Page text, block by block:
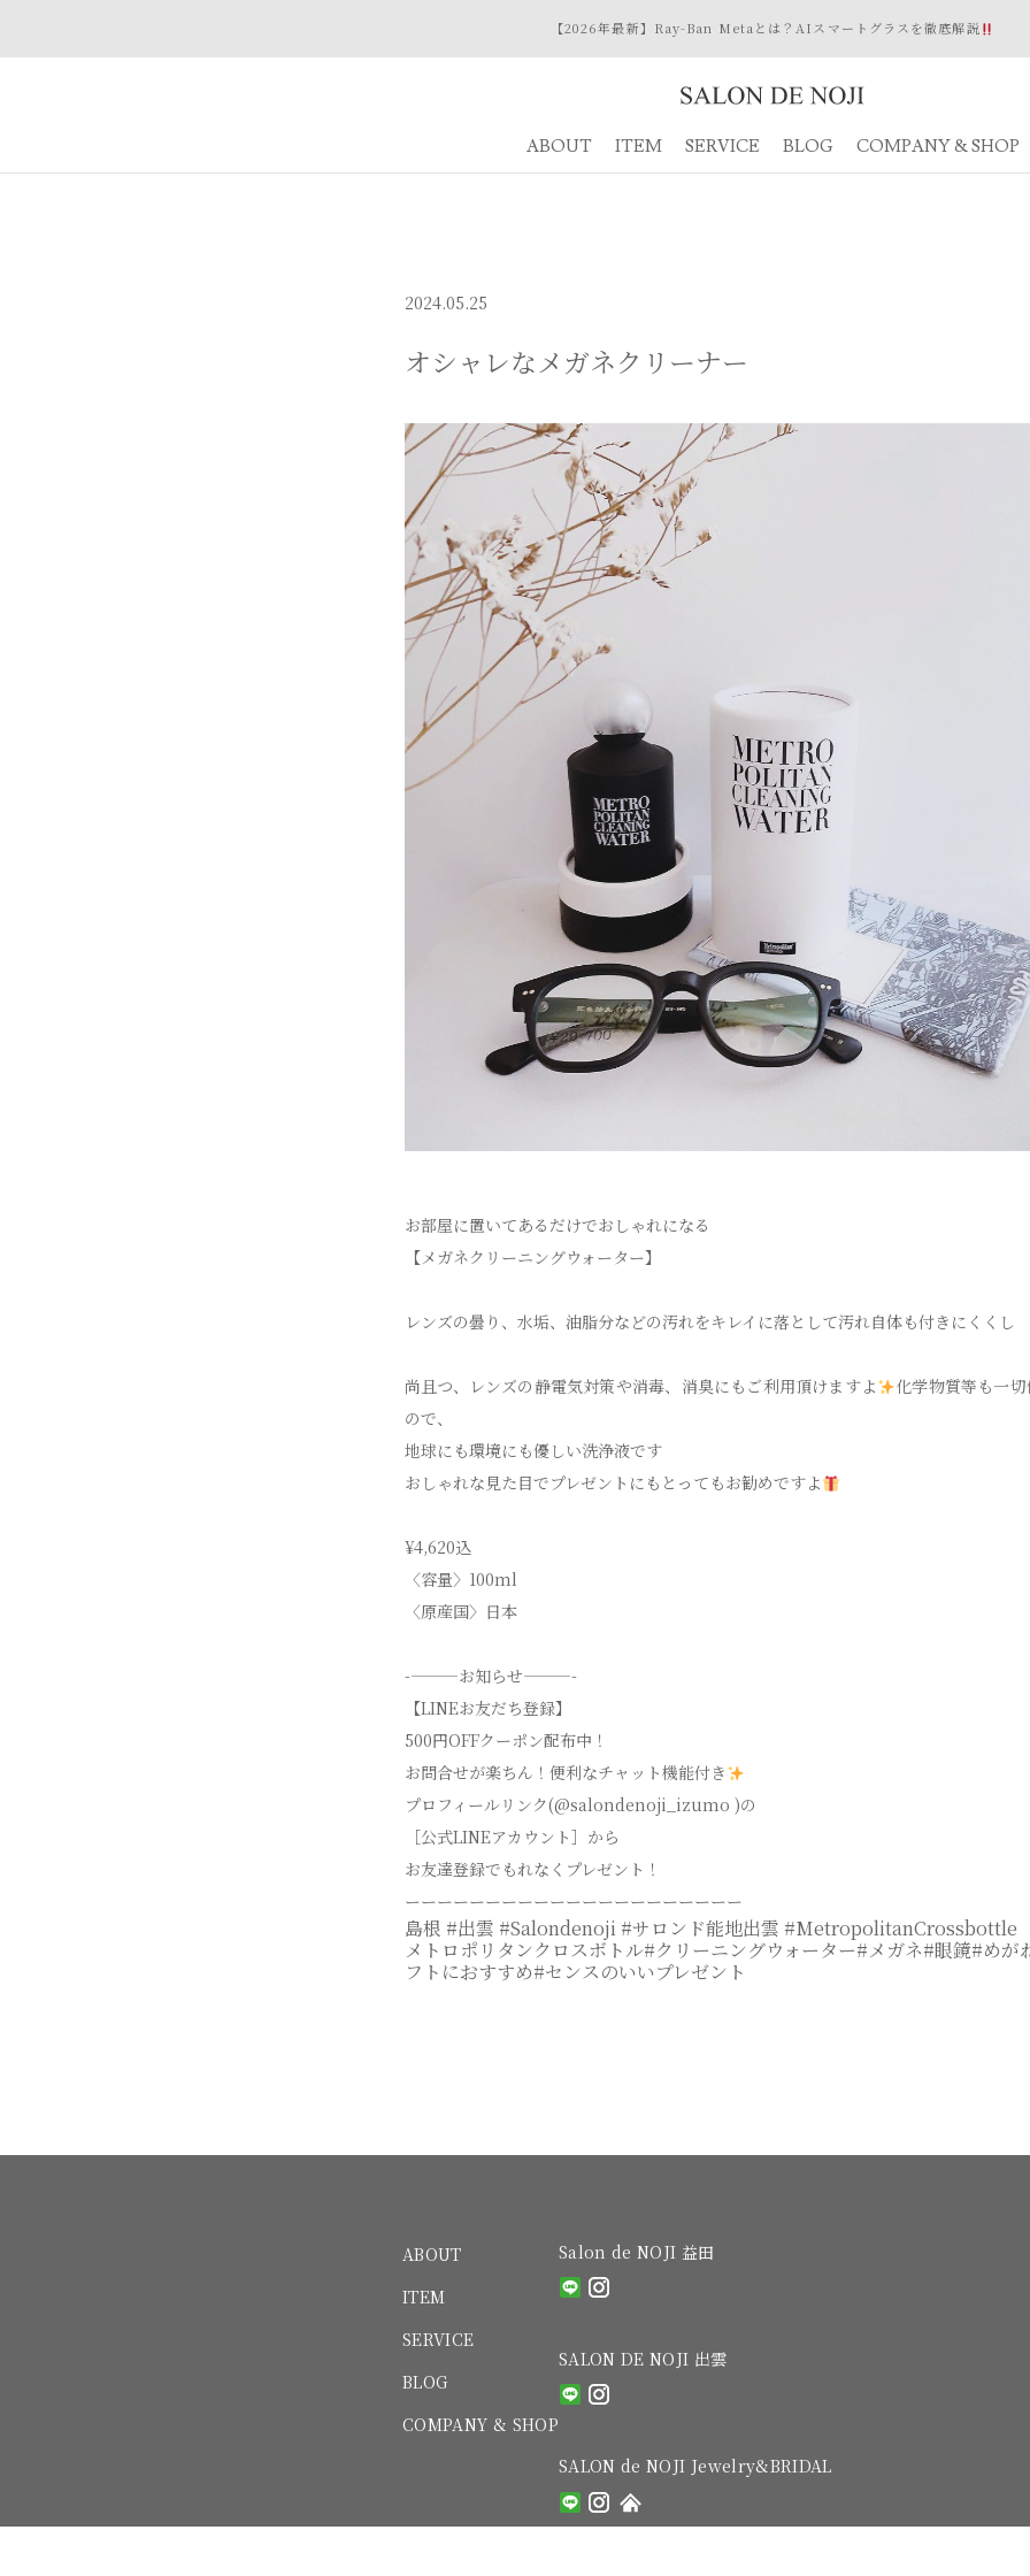
【2026年最新】Ray-Ban Metaとは？AIスマートグラスを徹底解説
ABOUT ITEM SERVICE BLOG COMPANY & SHOP
2024.05.25
オシャレなメガネクリーナー
お部屋に置いてあるだけでおしゃれになる
【メガネクリーニングウォーター】
レンズの曇り、水垢、油脂分などの汚れをキレイに落として汚れ自体も付きにくくし
尚且つ、レンズの静電気対策や消毒、消臭にもご利用頂けますよ
化学物質等も一
ので、
地球にも環境にも優しい洗浄液です
おしゃれな見た目でプレゼントにもとってもお勧めですよ
¥4,620込
〈容量〉100ml
〈原産国〉日本
-———お知らせ———-
【LINEお友だち登録】
500円OFFクーポン配布中！
お問合せが楽ちん！便利なチャット機能付き
プロフィールリンク(@salondenoji_izumo )の
［公式LINEアカウント］から
お友達登録でもれなくプレゼント！
ーーーーーーーーーーーーーーーーーーーーー
島根 #出雲 #Salondenoji #サロンド能地出雲 #MetropolitanCrossbottle
メトロポリタンクロスボトル#クリーニングウォーター#メガネ#眼鏡#めが
フトにおすすめ#センスのいいプレゼント
ABOUT
ITEM
SERVICE
BLOG
COMPANY & SHOP
Salon de NOJI 益田
SALON DE NOJI 出雲
SALON de NOJI Jewelry&BRIDAL